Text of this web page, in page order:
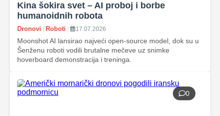
Kina šokira svet – AI proboj i borbe
humanoidnih robota
Dronovi Roboti 17.07.2026
Moonshot AI lansirao najveći open‑source model, dok su u
Šenženu roboti vodili brutalne mečeve uz snimke
hoverboard demonstracija i treninga.
0